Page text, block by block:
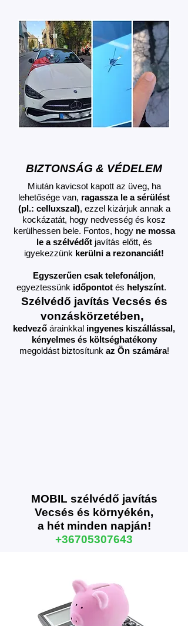
BIZTONSÁG & VÉDELEM
Miután kavicsot kapott az üveg, ha
lehetősége van, ragassza le a sérülést
(pl.: celluxszal), ezzel kizárjuk annak a
kockázatát, hogy nedvesség és kosz
kerülhessen bele. Fontos, hogy ne mossa
le a szélvédőtjavítás előtt, és
igyekezzünk kerülni a rezonanciát!
Egyszerűen csak telefonáljon,
egyeztessünk időpontot és helyszínt.
Szélvédő javítás Vecsés és
vonzáskörzetében,
kedvező árainkkal ingyenes kiszállással,
kényelmes és költséghatékony
megoldást biztosítunk az Ön számára!
MOBIL szélvédő javítás
Vecsés és környékén,
a hét minden napján!
+36705307643